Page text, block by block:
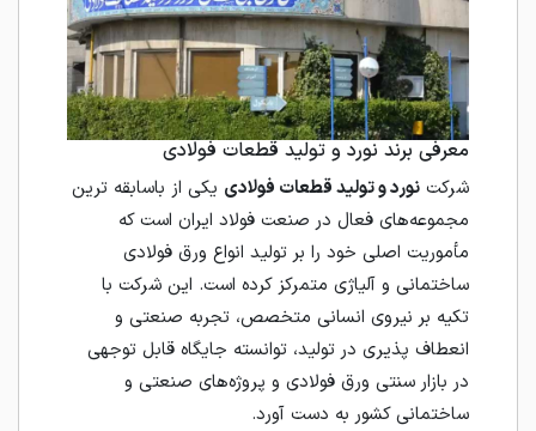
معرفی برند نورد و تولید قطعات فولادی
شرکت نورد و تولید قطعات فولادی یکی از باسابقه ترین
مجموعه‌های فعال در صنعت فولاد ایران است که
مأموریت اصلی خود را بر تولید انواع ورق فولادی
ساختمانی و آلیاژی متمرکز کرده است. این شرکت با
تکیه بر نیروی انسانی متخصص، تجربه صنعتی و
انعطاف‌ پذیری در تولید، توانسته جایگاه قابل توجهی
در بازار سنتی ورق فولادی و پروژه‌های صنعتی و
ساختمانی کشور به دست آورد.